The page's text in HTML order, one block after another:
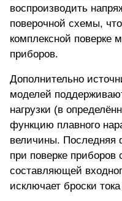
воспроизводить
поверочной схемы,
комплексной поверке
приборов.
Дополнительно
моделей
нагрузки (в
функцию плавного
величины. Последняя
при поверке приборов
составляющей
исключает броски